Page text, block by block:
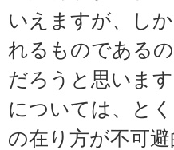
いえますが、し
れるものである
だろうと思いま
については、と
の在り方が不可